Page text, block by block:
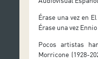
Érase una vez en
Érase una vez
Pocos artistas
Morricone (1928-